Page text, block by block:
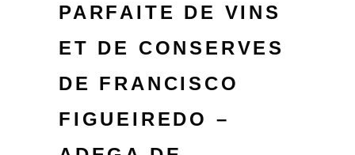
PARFAITE DE VINS
ET DE CONSERVES
DE FRANCISCO
FIGUEIREDO –